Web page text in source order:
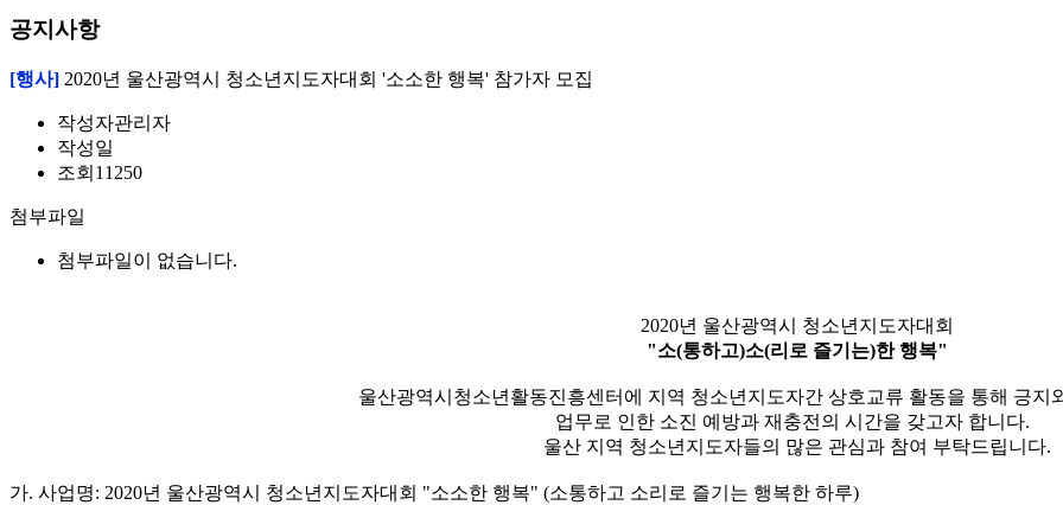
공지사항
[행사] 2020년 울산광역시 청소년지도자대회 '소소한 행복' 참가자 모집
작성자관리자
작성일
조회 11250
첨부파일
첨부파일이 없습니다.
2020년 울산광역시 청소년지도자대회
"소(통하고)소(리로 즐기는)한 행복"
울산광역시청소년활동진흥센터에 지역 청소년지도자간 상호교류 활동을 통해 긍지
업무로 인한 소진 예방과 재충전의 시간을 갖고자 합니다.
울산 지역 청소년지도자들의 많은 관심과 참여 부탁드립니다.
가. 사업명: 2020년 울산광역시 청소년지도자대회 "소소한 행복" (소통하고 소리로 즐기는 행복한 하루)